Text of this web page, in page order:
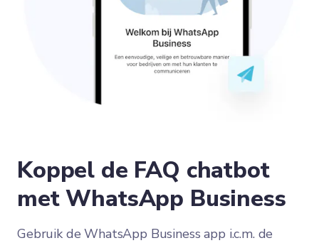
Koppel de FAQ chatbot
met WhatsApp Business
Gebruik de WhatsApp Business app i.c.m. de